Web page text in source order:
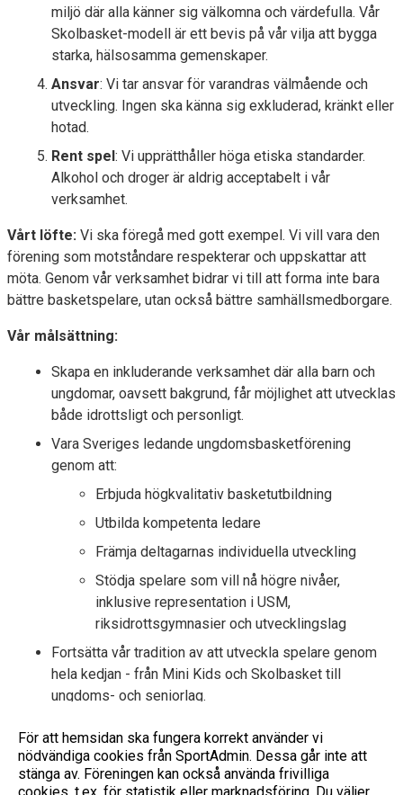
miljö där alla känner sig välkomna och värdefulla. Vår
Skolbasket-modell är ett bevis på vår vilja att bygga
starka, hälsosamma gemenskaper.
Ansvar: Vi tar ansvar för varandras välmående och
utveckling. Ingen ska känna sig exkluderad, kränkt eller
hotad.
Rent spel: Vi upprätthåller höga etiska standarder.
Alkohol och droger är aldrig acceptabelt i vår
verksamhet.
Vårt löfte: Vi ska föregå med gott exempel. Vi vill vara den
förening som motståndare respekterar och uppskattar att
möta. Genom vår verksamhet bidrar vi till att forma inte bara
bättre basketspelare, utan också bättre samhällsmedborgare.
Vår målsättning:
Skapa en inkluderande verksamhet där alla barn och
ungdomar, oavsett bakgrund, får möjlighet att utvecklas
både idrottsligt och personligt.
Vara Sveriges ledande ungdomsbasketförening
genom att:
Erbjuda högkvalitativ basketutbildning
Utbilda kompetenta ledare
Främja deltagarnas individuella utveckling
Stödja spelare som vill nå högre nivåer,
inklusive representation i USM,
riksidrottsgymnasier och utvecklingslag
Fortsätta vår tradition av att utveckla spelare genom
hela kedjan - från Mini Kids och Skolbasket till
ungdoms- och seniorlag.
genom deltagande i cuper som Göteborgs
Basketfestival och nationella mästerskap.
För att hemsidan ska fungera korrekt använder vi
nödvändiga cookies från SportAdmin. Dessa går inte att
stänga av. Föreningen kan också använda frivilliga